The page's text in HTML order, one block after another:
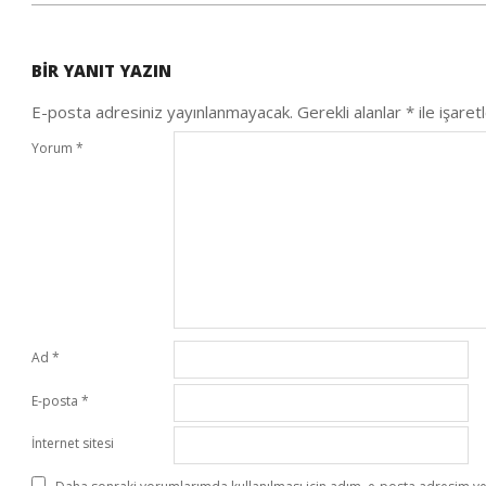
26
BIR YANIT YAZIN
E-posta adresiniz yayınlanmayacak. Gerekli alanlar * ile
Yorum *
Ad *
E-posta *
İnternet sitesi